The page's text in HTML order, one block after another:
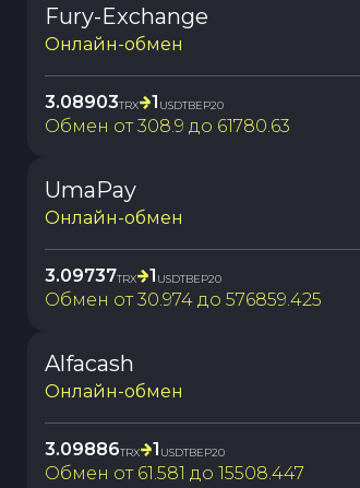
Fury-Exchange
Онлайн-обмен
3.08903TRX 1 USDTBEP20
Обмен от308.9 до 61780.63
UmaPay
Онлайн-обмен
3.09737TRX 1 USDTBEP20
Обмен от30.974 до 576859.425
Alfacash
Онлайн-обмен
3.09886TRX 1 USDTBEP20
Обмен от 61.581 до 15508.447